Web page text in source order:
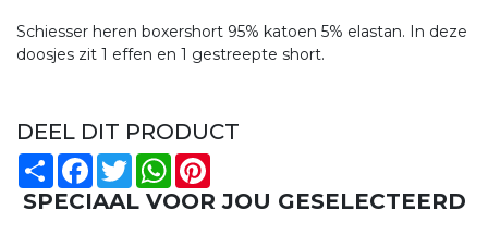
Schiesser heren boxershort 95% katoen 5% elastan. In deze
doosjes zit 1 effen en 1 gestreepte short.
DEEL DIT PRODUCT
Share Facebook
TwitterWhatsApp
SPECIAAL VOOR JOU GESELECTEERD